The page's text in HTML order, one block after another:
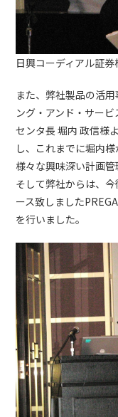
日興コーディアル証
また、弊社製品の活
ング・アンド・サー
センタ長 堀内 政信様
し、これまでに堀内
様々な興味深い計画管
そして弊社からは、
ース致しました
を行いました。